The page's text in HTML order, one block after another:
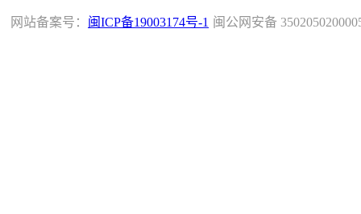
闽公网安备
网站备案号： 闽ICP备19003174号-1